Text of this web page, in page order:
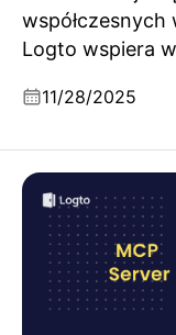
Logto wspiera
11/28/2025
Serwer MCP vs